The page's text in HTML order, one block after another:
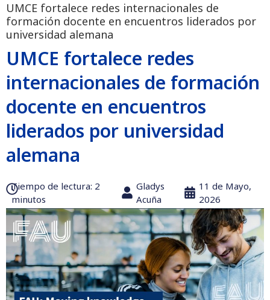
UMCE fortalece redes internacionales de
formación docente en encuentros liderados por
universidad alemana
UMCE fortalece redes
internacionales de formación
docente en encuentros
liderados por universidad
alemana
Tiempo de lectura:‎ 2
minutos
Gladys
Acuña
11 de Mayo,
2026